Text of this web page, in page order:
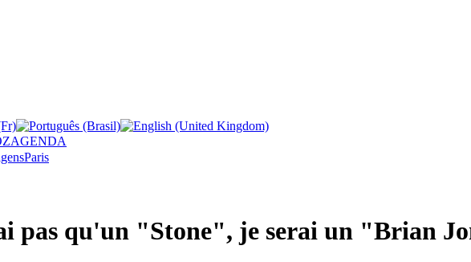
AGENDA
Paris
pas qu'un "Stone", je serai un "Brian